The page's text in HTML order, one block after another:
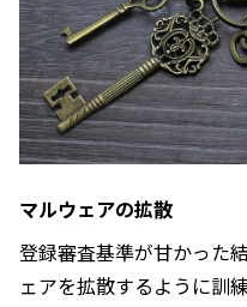
マルウェアの拡散
登録審査基準が甘かった
ェアを拡散するように訓